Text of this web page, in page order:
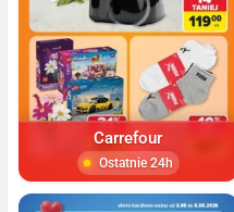
Carrefour
Ostatnie 24h